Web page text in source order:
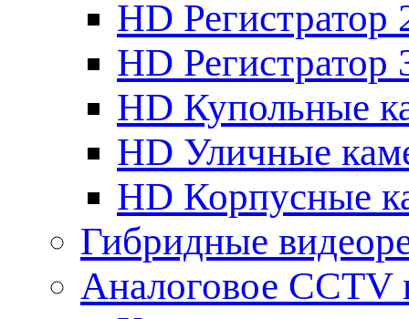
HD Регистратор
HD Регистратор
HD Купольные
HD Уличные
HD Корпусные
Гибридные
Аналоговое CCTV